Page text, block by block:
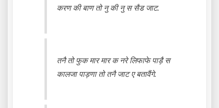
करण की बाण तो नु की नु स सैड जाट.
तनै तो फुक मार मार क नरे लिफाफे पाड़ै स
कालजा पाड़णा तो तनै जाट ए बतावैंगे.